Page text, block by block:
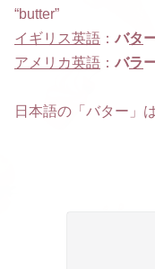
“butter”
イギリス英語 ： バタ
アメリカ英語 ： バラ
日本語の「バター」